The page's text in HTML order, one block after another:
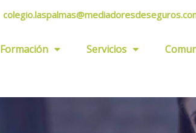
Formación Servicios